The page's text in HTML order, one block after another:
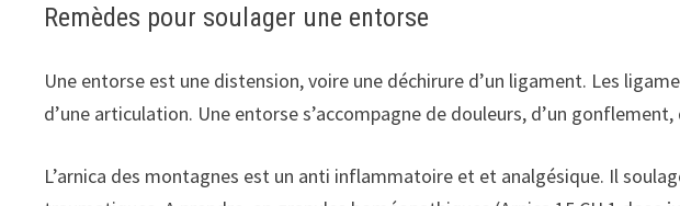
Remèdes pour soulager une entorse
Une entorse est une distension, voire une déchirure d’un ligament. Les
d’une articulation. Une entorse s’accompagne de douleurs, d’un
L’arnica des montagnes est un anti inflammatoire et et analgésique. Il